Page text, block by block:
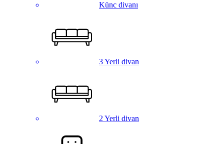
Künc divanı
3 Yerli divan
2 Yerli divan